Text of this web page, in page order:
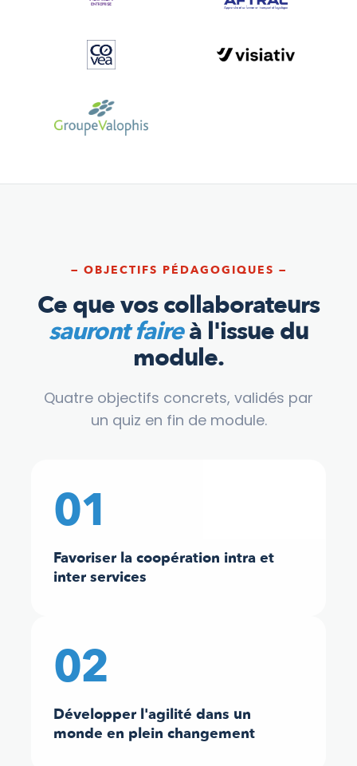
— OBJECTIFS PÉDAGOGIQUES —
Ce que vos collaborateurs
sauront faireà l'issue du
module.
Quatre objectifs concrets, validés par
un quiz en fin de module.
01
Favoriser la coopération intra et
inter services
02
Développer l'agilité dans un
monde en plein changement